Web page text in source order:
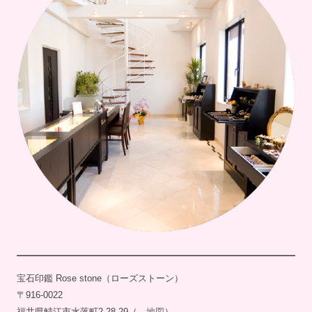
宝石印鑑 Rose stone（ローズストーン）
〒916-0022